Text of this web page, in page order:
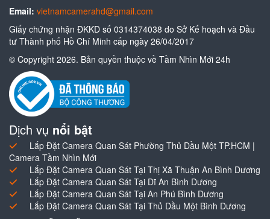
Email: vietnamcamerahd@gmail.com
Giấy chứng nhận ĐKKD số 0314374038 do Sở Kế hoạch và Đầu
tư Thành phố Hồ Chí Minh cấp ngày 26/04/2017
© Copyright 2026. Bản quyền thuộc về Tầm Nhìn Mới 24h
Dịch vụ nổi bật
Lắp Đặt Camera Quan Sát Phường Thủ Dầu Một TP.HCM |
Camera Tầm Nhìn Mới
Lắp Đặt Camera Quan Sát Tại Thị Xã Thuận An Bình Dương
Lắp Đặt Camera Quan Sát Tại Dĩ An Bình Dương
Lắp Đặt Camera Quan Sát Tại An Phú Bình Dương
Lắp Đặt Camera Quan Sát Tại Thủ Dầu Một Bình Dương